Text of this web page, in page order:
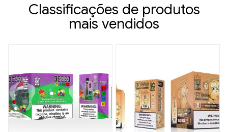
Classificações de produtos
mais vendidos